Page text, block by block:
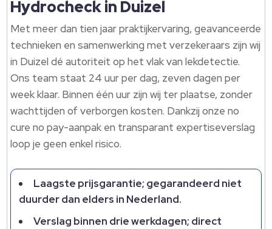
Hydrocheck in Duizel
Met meer dan tien jaar praktijkervaring, geavanceerde
technieken en samenwerking met verzekeraars zijn wij
in Duizel dé autoriteit op het vlak van lekdetectie.
Ons team staat 24 uur per dag, zeven dagen per
week klaar. Binnen één uur zijn wij ter plaatse, zonder
wachttijden of verborgen kosten. Dankzij onze no
cure no pay-aanpak en transparant expertiseverslag
loop je geen enkel risico.
Laagste prijsgarantie; gegarandeerd niet
duurder dan elders in Nederland.
Verslag binnen drie werkdagen; direct